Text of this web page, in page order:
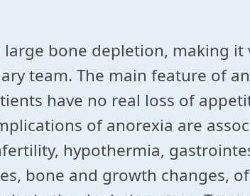
bone depletion, making it
team. The main feature of
have no real loss of
of anorexia are
hypothermia,
bone and growth changes,